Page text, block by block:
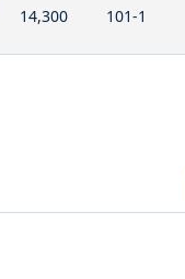
14,300 101-1